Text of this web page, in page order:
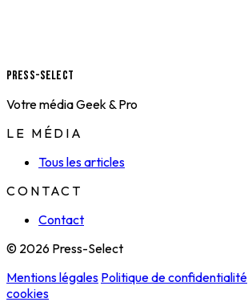
Press-Select
Votre média Geek & Pro
LE MÉDIA
Tous les articles
CONTACT
Contact
© 2026 Press-Select
Mentions légales Politique de confidentialité
cookies